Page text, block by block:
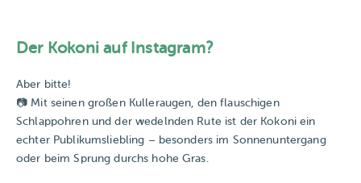
Der Kokoni auf Instagram?
Aber bitte!
📷 Mit seinen großen Kulleraugen, den flauschigen
Schlappohren und der wedelnden Rute ist der Kokoni ein
echter Publikumsliebling – besonders im Sonnenuntergang
oder beim Sprung durchs hohe Gras.